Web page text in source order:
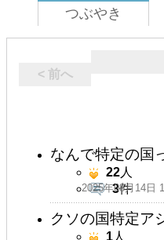
つぶやき
< 前へ
なんで特定の国
2025年08月14日
22人
3件
クソの国特定ア
1人